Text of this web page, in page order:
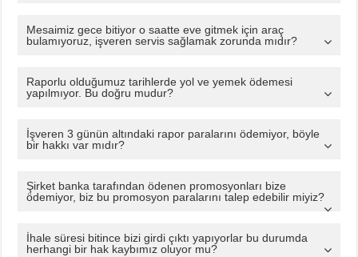
Mesaimiz gece bitiyor o saatte eve gitmek için araç
bulamıyoruz, işveren servis sağlamak zorunda mıdır?
Raporlu olduğumuz tarihlerde yol ve yemek ödemesi
yapılmıyor. Bu doğru mudur?
İşveren 3 günün altındaki rapor paralarını ödemiyor, böyle
bir hakkı var mıdır?
Şirket banka tarafından ödenen promosyonları bize
ödemiyor, biz bu promosyon paralarını talep edebilir miyiz?
İhale süresi bitince bizi girdi çıktı yapıyorlar bu durumda
herhangi bir hak kaybımız oluyor mu?